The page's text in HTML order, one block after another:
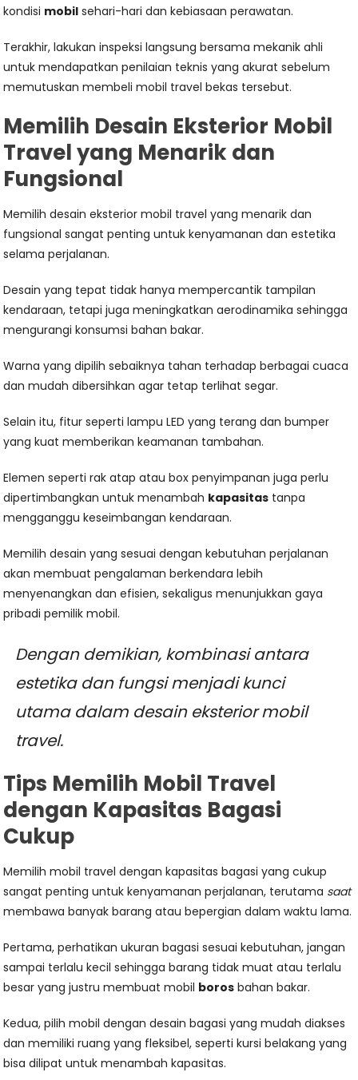
kondisi mobil sehari-hari dan kebiasaan perawatan.
Terakhir, lakukan inspeksi langsung bersama mekanik ahli
untuk mendapatkan penilaian teknis yang akurat sebelum
memutuskan membeli mobil travel bekas tersebut.
Memilih Desain Eksterior Mobil
Travel yang Menarik dan
Fungsional
Memilih desain eksterior mobil travel yang menarik dan
fungsional sangat penting untuk kenyamanan dan estetika
selama perjalanan.
Desain yang tepat tidak hanya mempercantik tampilan
kendaraan, tetapi juga meningkatkan aerodinamika sehingga
mengurangi konsumsi bahan bakar.
Warna yang dipilih sebaiknya tahan terhadap berbagai cuaca
dan mudah dibersihkan agar tetap terlihat segar.
Selain itu, fitur seperti lampu LED yang terang dan bumper
yang kuat memberikan keamanan tambahan.
Elemen seperti rak atap atau box penyimpanan juga perlu
dipertimbangkan untuk menambah kapasitas tanpa
mengganggu keseimbangan kendaraan.
Memilih desain yang sesuai dengan kebutuhan perjalanan
akan membuat pengalaman berkendara lebih
menyenangkan dan efisien, sekaligus menunjukkan gaya
pribadi pemilik mobil.
Dengan demikian, kombinasi antara
estetika dan fungsi menjadi kunci
utama dalam desain eksterior mobil
travel.
Tips Memilih Mobil Travel
dengan Kapasitas Bagasi
Cukup
Memilih mobil travel dengan kapasitas bagasi yang cukup
sangat penting untuk kenyamanan perjalanan, terutama saat
membawa banyak barang atau bepergian dalam waktu lama.
Pertama, perhatikan ukuran bagasi sesuai kebutuhan, jangan
sampai terlalu kecil sehingga barang tidak muat atau terlalu
besar yang justru membuat mobil boros bahan bakar.
Kedua, pilih mobil dengan desain bagasi yang mudah diakses
dan memiliki ruang yang fleksibel, seperti kursi belakang yang
bisa dilipat untuk menambah kapasitas.